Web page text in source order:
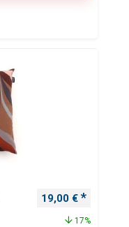
Ursprünglicher
19,00 €
17%